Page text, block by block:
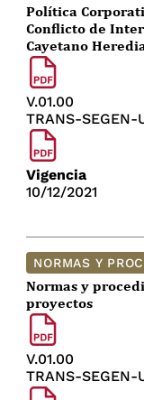
Política
Conflicto de
Cayetano
V.01.00
TRANS-SEGEN-
Vigencia
10/12/2021
NORMAS Y
Normas y
proyectos
V.01.00
TRANS-